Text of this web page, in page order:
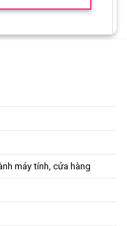
máy tính, cửa hàng